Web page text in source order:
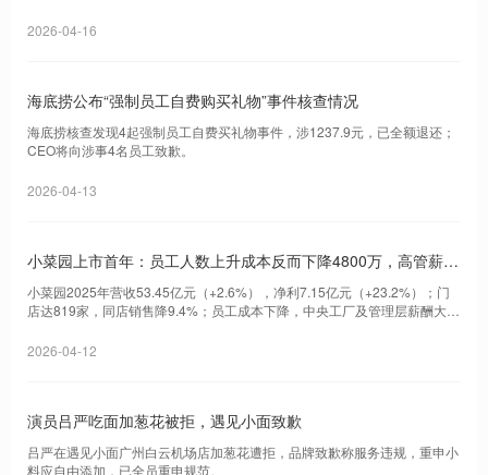
2026-04-16
海底捞公布“强制员工自费购买礼物”事件核查情况
海底捞核查发现4起强制员工自费买礼物事件，涉1237.9元，已全额退还；
CEO将向涉事4名员工致歉。
2026-04-13
小菜园上市首年：员工人数上升成本反而下降4800万，高管薪酬
翻倍
小菜园2025年营收53.45亿元（+2.6%），净利7.15亿元（+23.2%）；门
店达819家，同店销售降9.4%；员工成本下降，中央工厂及管理层薪酬大幅
2026-04-12
演员吕严吃面加葱花被拒，遇见小面致歉
吕严在遇见小面广州白云机场店加葱花遭拒，品牌致歉称服务违规，重申小
料应自由添加，已全员重申规范。